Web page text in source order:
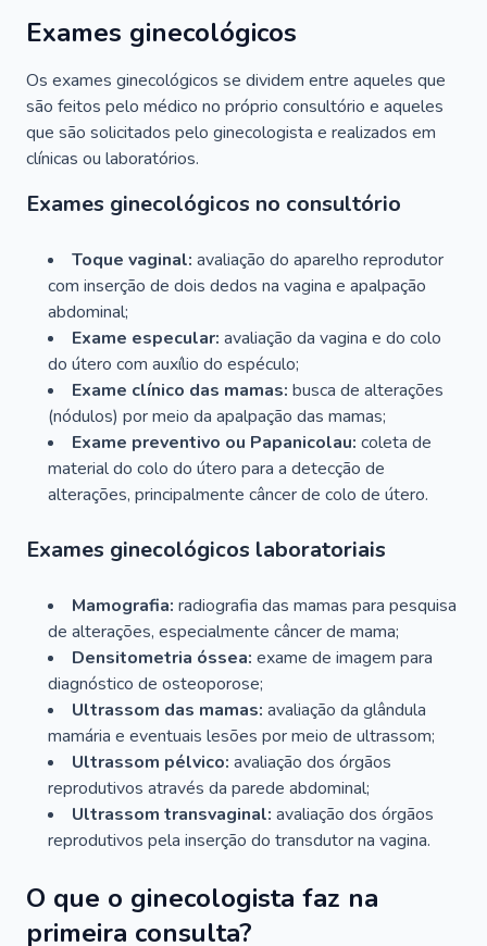
Exames ginecológicos
Os exames ginecológicos se dividem entre aqueles que
são feitos pelo médico no próprio consultório e aqueles
que são solicitados pelo ginecologista e realizados em
clínicas ou laboratórios.
Exames ginecológicos no consultório
Toque vaginal: avaliação do aparelho reprodutor
com inserção de dois dedos na vagina e apalpação
abdominal;
Exame especular: avaliação da vagina e do colo
do útero com auxílio do espéculo;
Exame clínico das mamas: busca de alterações
(nódulos) por meio da apalpação das mamas;
Exame preventivo ou Papanicolau: coleta de
material do colo do útero para a detecção de
alterações, principalmente câncer de colo de útero.
Exames ginecológicos laboratoriais
Mamografia: radiografia das mamas para pesquisa
de alterações, especialmente câncer de mama;
Densitometria óssea: exame de imagem para
diagnóstico de osteoporose;
Ultrassom das mamas: avaliação da glândula
mamária e eventuais lesões por meio de ultrassom;
Ultrassom pélvico: avaliação dos órgãos
reprodutivos através da parede abdominal;
Ultrassom transvaginal: avaliação dos órgãos
reprodutivos pela inserção do transdutor na vagina.
O que o ginecologista faz na
primeira consulta?